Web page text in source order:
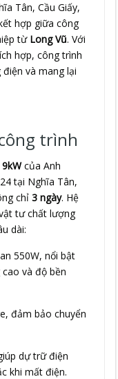
Tân, Cầu Giấy,
hợp giữa công
từ Long Vũ. Với
hợp, công trình
và mang lại
trình
của Anh
tại Nghĩa Tân,
chỉ3 ngày. Hệ
tư chất lượng
dài:
550W, nổi bật
và độ bền
đảm bảo chuyển
dự trữ điện
khi mất điện.